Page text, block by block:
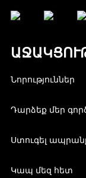
Նորություններ
Դարձեք մեր
Ստուգել
Կապ մեզ հետ